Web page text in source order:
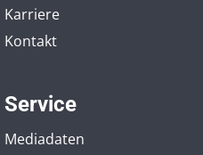
Karriere
Kontakt
Service
Mediadaten